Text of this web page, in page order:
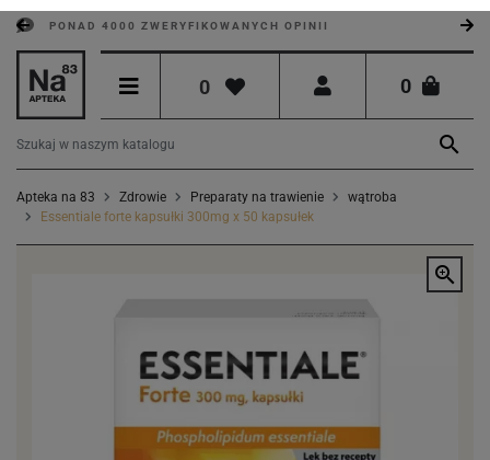
PONAD 4000 ZWERYFIKOWANYCH OPINII
0 0

Apteka na 83 Zdrowie Preparaty na trawienie
wątroba
Essentiale forte kapsułki 300mg x 50 kapsułek
